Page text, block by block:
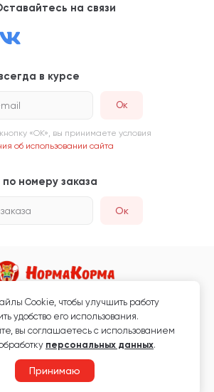
на связи
в курсе
«ОК», вы принимаете условия
об использовании сайта
номеру заказа
Ок
для животных и ветаптека
на сайте, не является публичной
офертой.
Сookie, чтобы улучшить работу
удобство его использования.
вы соглашаетесь с использованием
персональных данных.
Принимаю